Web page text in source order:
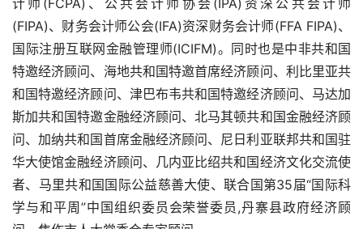
计师(FCPA)、公共会计师协会(IPA)资深公共会计师
(FIPA)、财务会计师公会(IFA)资深财务会计师(FFA FIPA)、
国际注册互联网金融管理师(ICIFM)。同时也是中非共和国
特邀经济顾问、海地共和国特邀首席经济顾问、利比里亚共
和国特邀经济顾问、津巴布韦共和国特邀经济顾问、马达加
斯加共和国特邀金融经济顾问、北马其顿共和国金融经济顾
问、加纳共和国首席金融经济顾问、尼日利亚联邦共和国驻
华大使馆金融经济顾问、几内亚比绍共和国经济文化交流使
者、马里共和国国际公益慈善大使、联合国第35届“国际科
学与和平周”中国组织委员会荣誉委员,丹寨县政府经济顾